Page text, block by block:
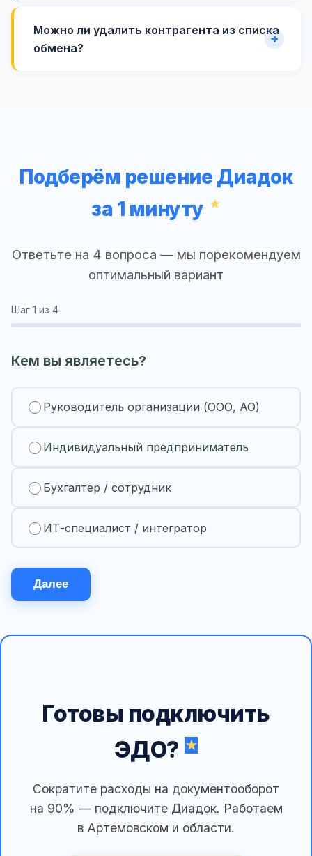
Можно ли удалить контрагента из списка
обмена?
Подберём решение Диадок
за 1 минуту
Ответьте на 4 вопроса — мы порекомендуем
оптимальный вариант
Шаг 1 из 4
Кем вы являетесь?
Руководитель организации (ООО, АО)
Индивидуальный предприниматель
Бухгалтер / сотрудник
ИТ-специалист / интегратор
Далее
Готовы подключить
ЭДО?
Сократите расходы на документооборот
на 90% — подключите Диадок. Работаем
в Артемовском и области.